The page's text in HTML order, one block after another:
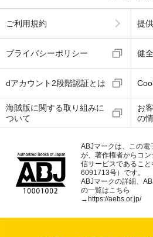
ご利用規約 提
プライバシーポリシー 健
dアカウント2段階認証とは
海賊版に関する取り組みに
ついて
お
の
ABJマークは、この電
が、著作権者からコ
信サービスであるこ
6091713号）です。
ABJマークの詳細、
の一覧はこちら
→ https://aebs.or.jp/